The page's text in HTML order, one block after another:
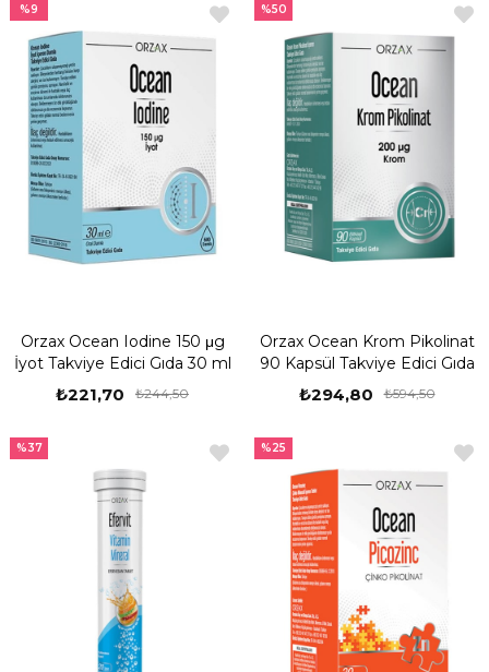
Orzax Ocean Iodine 150 μg
İyot Takviye Edici Gıda 30 ml
₺221,70 ₺244,50
%9
Orzax Ocean Krom Pikolinat
90 Kapsül Takviye Edici Gıda
₺294,80 ₺594,50
%50
%37 %25